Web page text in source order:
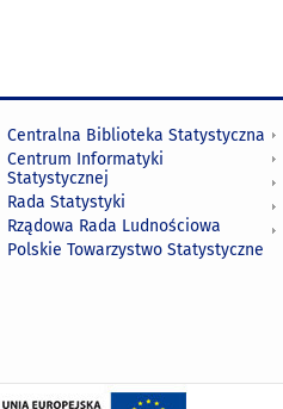
Centralna Biblioteka Statystyczna
Centrum Informatyki
Statystycznej
Rada Statystyki
Rządowa Rada Ludnościowa
Polskie Towarzystwo Statystyczne